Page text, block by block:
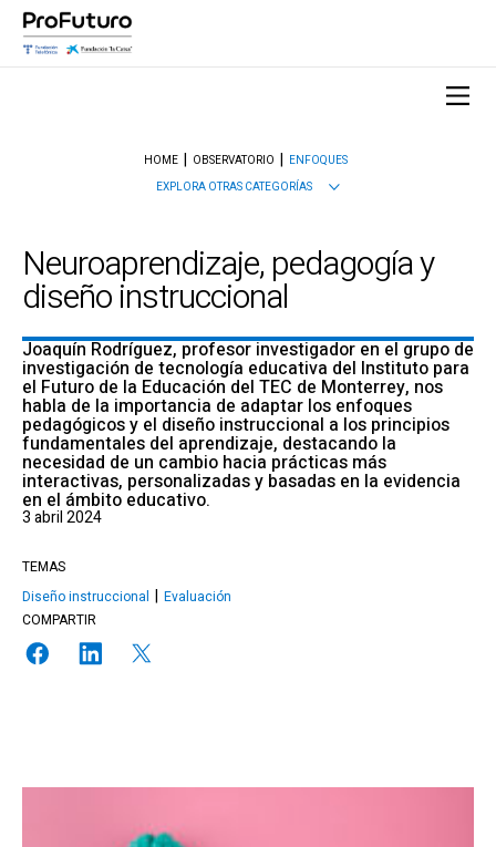
HOME OBSERVATORIO
ENFOQUES
EXPLORA OTRAS CATEGORÍAS
Neuroaprendizaje, pedagogía y
diseño instruccional
Joaquín Rodríguez, profesor investigador en el grupo de
investigación de tecnología educativa del Instituto para
el Futuro de la Educación del TEC de Monterrey, nos
habla de la importancia de adaptar los enfoques
pedagógicos y el diseño instruccional a los principios
fundamentales del aprendizaje, destacando la
necesidad de un cambio hacia prácticas más
interactivas, personalizadas y basadas en la evidencia
en el ámbito educativo.
3 abril 2024
TEMAS
Diseño instruccional
Evaluación
COMPARTIR